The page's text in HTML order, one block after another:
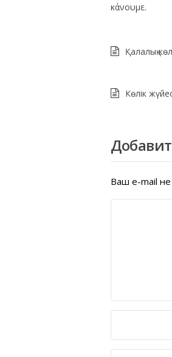
κάνουμε.
Қалалық
Көлік
Ваш e-mail не